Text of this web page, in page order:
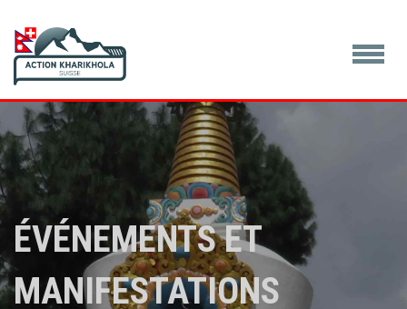
ÉVÉNEMENTS ET
MANIFESTATIONS